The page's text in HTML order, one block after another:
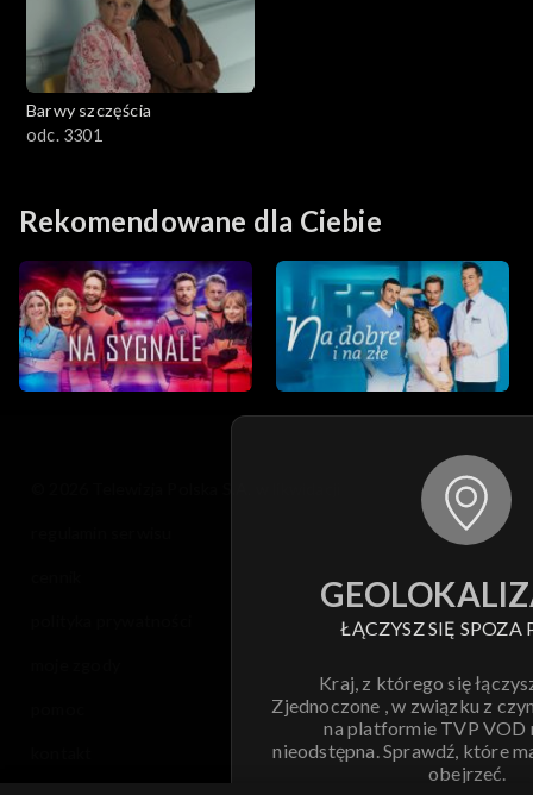
Barwy szczęścia
odc. 3301
Rekomendowane dla Ciebie
ŁĄCZYSZ SIĘ SPOZA
Kraj, z którego się
Zjednoczone , w związku z
na platformie TVP VOD
nieodstępna. Sprawdź, które
obejrzeć.